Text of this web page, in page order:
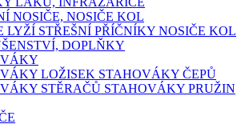
NOSIČE, NOSIČE KOL
LYŽÍ STŘEŠNÍ PŘÍČNÍKY NOSIČE KOL
DOPLŇKY
LOŽISEK STAHOVÁKY ČEPŮ
STĚRAČŮ STAHOVÁKY PRUŽIN